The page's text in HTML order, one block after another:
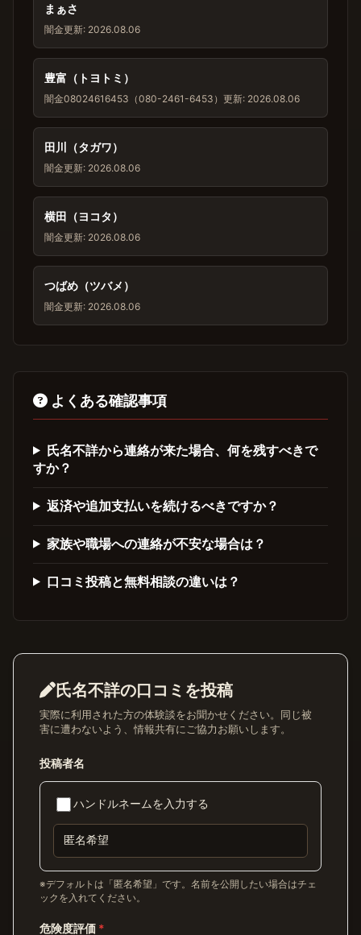
まぁさ
闇金更新: 2026.08.06
豊富（トヨトミ）
闇金08024616453（080-2461-6453） 更新: 2026.08.06
田川（タガワ）
闇金更新: 2026.08.06
横田（ヨコタ）
闇金更新: 2026.08.06
つばめ（ツバメ）
闇金更新: 2026.08.06
よくある確認事項
氏名不詳から連絡が来た場合、何を残すべきで
すか？
返済や追加支払いを続けるべきですか？
家族や職場への連絡が不安な場合は？
口コミ投稿と無料相談の違いは？
氏名不詳の口コミを投稿
実際に利用された方の体験談をお聞かせください。同じ被
害に遭わないよう、情報共有にご協力お願いします。
投稿者名
ハンドルネームを入力する
※デフォルトは「匿名希望」です。名前を公開したい場合はチェ
ックを入れてください。
危険度評価 *